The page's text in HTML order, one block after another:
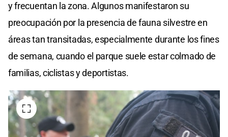
y frecuentan la zona. Algunos manifestaron su
preocupación por la presencia de fauna silvestre en
áreas tan transitadas, especialmente durante los fines
de semana, cuando el parque suele estar colmado de
familias, ciclistas y deportistas.